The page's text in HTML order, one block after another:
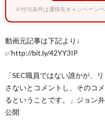
※付与条件は遷移先キャンペーン
動画元記事は下記より↓
✅http://bit.ly/42YY3IP
「SEC職員ではない誰かが、
さないとコメントし、そのコ
るということです。」ジョン
公開